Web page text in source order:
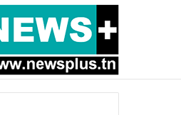
أخبار عاجلة بسبب